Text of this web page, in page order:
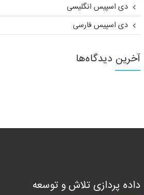
دی اسپیس انگلیسی
دی اسپیس فارسی
آخرین دیدگاه‌ها
داده پردازی تلاش و توسعه